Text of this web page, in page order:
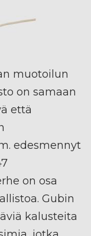
muotoilun
on samaan
että
edesmennyt
on osa
Gubin
kalusteita